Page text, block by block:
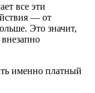
все эти
— от
Это значит,
именно платный